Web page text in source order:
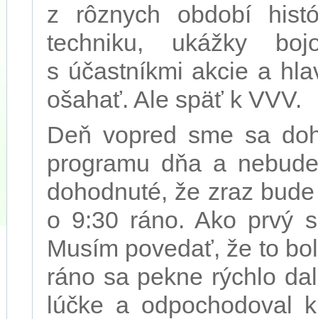
z rôznych období
techniku, ukážky
s účastníkmi akcie a
ošahať. Ale späť k VVV.
Deň vopred sme sa
programu dňa a
dohodnuté, že zraz
o 9:30 ráno. Ako prvý
Musím povedať, že to
ráno sa pekne rýchlo
lúčke a odpochodoval